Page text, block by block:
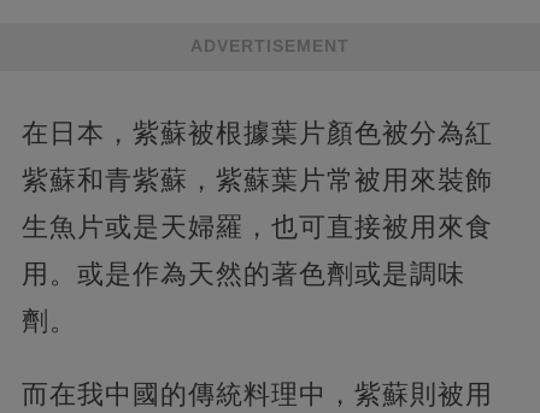
ADVERTISEMENT
在日本，紫蘇被根據葉片顏色被分為紅
紫蘇和青紫蘇，紫蘇葉片常被用來裝飾
生魚片或是天婦羅，也可直接被用來食
用。或是作為天然的著色劑或是調味
劑。
而在我中國的傳統料理中，紫蘇則被用